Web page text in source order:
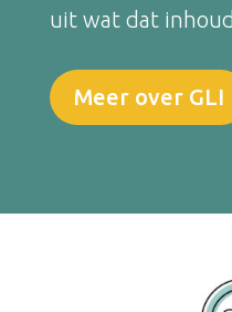
uit wat dat
Meer over GLI